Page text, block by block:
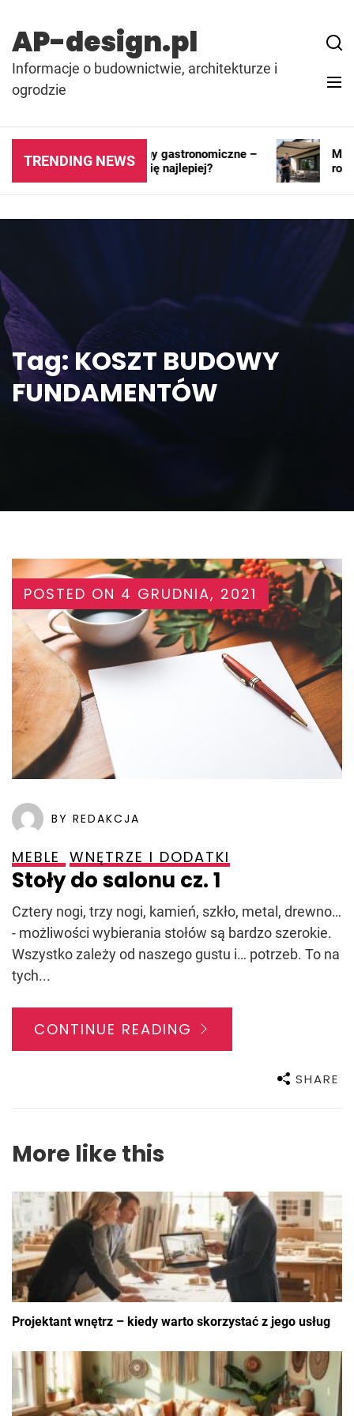
content
AP-design.pl
Informacje o budownictwie, architekturze i
ogrodzie
TRENDING NEWS
Kontenery i pawilony gastronomiczne –
gdzie sprawdzają się najlepiej?
Tag:KOSZT BUDOWY
FUNDAMENTÓW
POSTED ON 4 GRUDNIA, 2021
BY REDAKCJA
MEBLE WNĘTRZE I DODATKI
Stoły do salonu cz. 1
Cztery nogi, trzy nogi, kamień, szkło, metal, drewno…
- możliwości wybierania stołów są bardzo szerokie.
Wszystko zależy od naszego gustu i… potrzeb. To na
tych...
CONTINUE READING
SHARE
More like this
Projektant wnętrz – kiedy warto skorzystać z jego usług